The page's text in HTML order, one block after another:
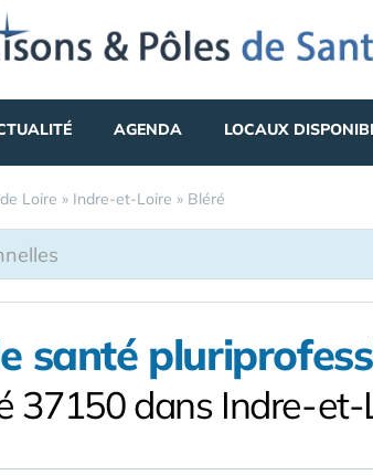
AGENDA LOCAUX
Loire » Indre-et-Loire » Bléré
santé
37150 dans Indre-et-